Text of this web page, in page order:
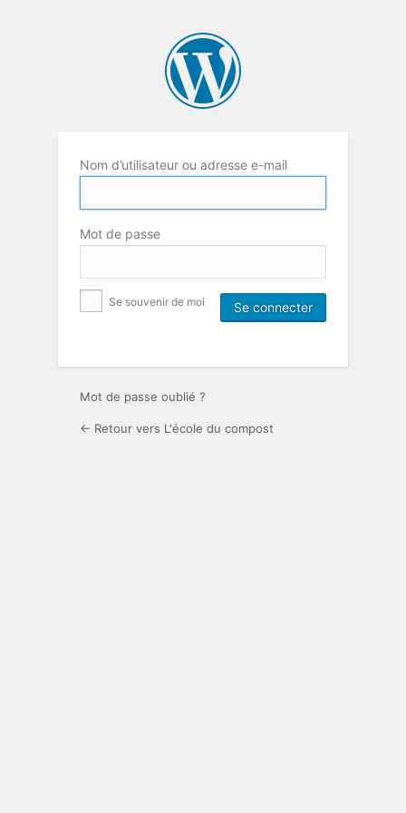
Nom d’utilisateur ou adresse e-mail
Mot de passe
Se souvenir de moi
Mot de passe oublié ?
← Retour vers L'école du compost